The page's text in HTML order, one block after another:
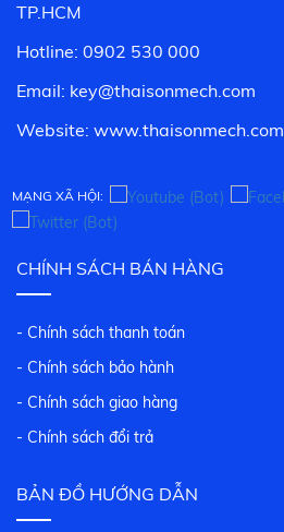
TP.HCM
Hotline: 0902 530 000
Email: key@thaisonmech.com
Website: www.thaisonmech.com
MẠNG XÃ HỘI:
CHÍNH SÁCH BÁN HÀNG
- Chính sách thanh toán
- Chính sách bảo hành
- Chính sách giao hàng
- Chính sách đổi trả
BẢN ĐỒ HƯỚNG DẪN